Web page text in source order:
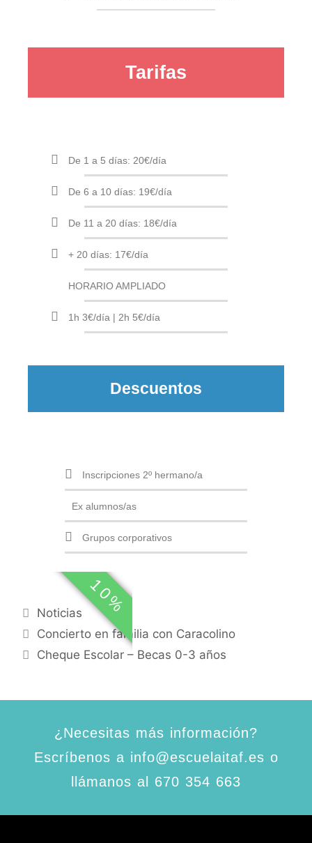
Tarifas
De 1 a 5 días: 20€/día
De 6 a 10 días: 19€/día
De 11 a 20 días: 18€/día
+ 20 días: 17€/día
HORARIO AMPLIADO
1h 3€/día | 2h 5€/día
Descuentos
Inscripciones 2º hermano/a
Ex alumnos/as
Grupos corporativos
10%
Noticias
Concierto en familia con Caracolino
Cheque Escolar – Becas 0-3 años
¿Necesitas más información?
Escríbenos a info@escuelaitaf.es o
llámanos al 670 354 663